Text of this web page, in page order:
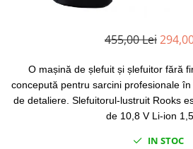
Aparate taiere cu plasma
Autogen
455,00 Lei
O mașină de șlefuit și șlefuitor fără
concepută pentru sarcini profesionale
de detaliere. Slefuitorul-lustruit Rooks
de 10,8 V Li-ion 1,5
IN STOC